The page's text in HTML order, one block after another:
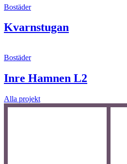
Bostäder
Kvarnstugan
Bostäder
Inre Hamnen L2
Alla projekt